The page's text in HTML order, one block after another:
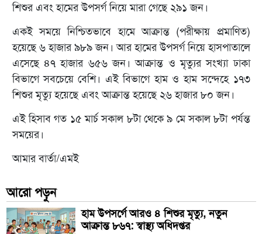
শিশুর এবং হামের উপসর্গ নিয়ে মারা গেছে ২৯১ জন।
একই সময়ে নিশ্চিতভাবে হামে আক্রান্ত (পরীক্ষায় প্রমাণিত)
হয়েছে ৬ হাজার ৯৮৯ জন। আর হামের উপসর্গ নিয়ে হাসপাতালে
এসেছে ৪৭ হাজার ৬৫৬ জন। আক্রান্ত ও মৃত্যুর সংখ্যা ঢাকা
বিভাগে সবচেয়ে বেশি। এই বিভাগে হাম ও হাম সন্দেহে ১৭৩
শিশুর মৃত্যু হয়েছে এবং আক্রান্ত হয়েছে ২৬ হাজার ৮০ জন।
এই হিসাব গত ১৫ মার্চ সকাল ৮টা থেকে ৯ মে সকাল ৮টা পর্যন্ত
সময়ের।
আমার বার্তা/এমই
আরো পড়ুন
হাম উপসর্গে আরও ৪ শিশুর মৃত্যু, নতুন
আক্রান্ত ৮৬৭: স্বাস্থ্য অধিদপ্তর